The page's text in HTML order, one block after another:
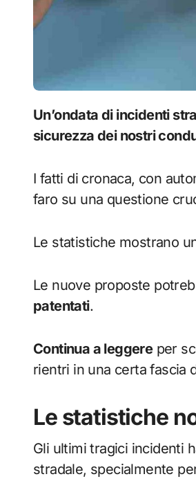
Un’ondata di incidenti stradali ha scosso l’Italia e sollevato un dibattito acceso sulla
sicurezza dei nostri
I fatti di cronaca, con
faro su una questione
Le statistiche mostrano
Le nuove proposte
patentati.
Continua a leggereper
rientri in una certa fascia
Le statistiche
Gli ultimi tragici incidenti
stradale, specialmente